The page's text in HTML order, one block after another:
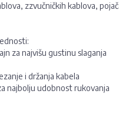
zzvučničkih kablova,
za najvišu gustinu slaganja
i držanja kabela
najbolju udobnost rukovanja